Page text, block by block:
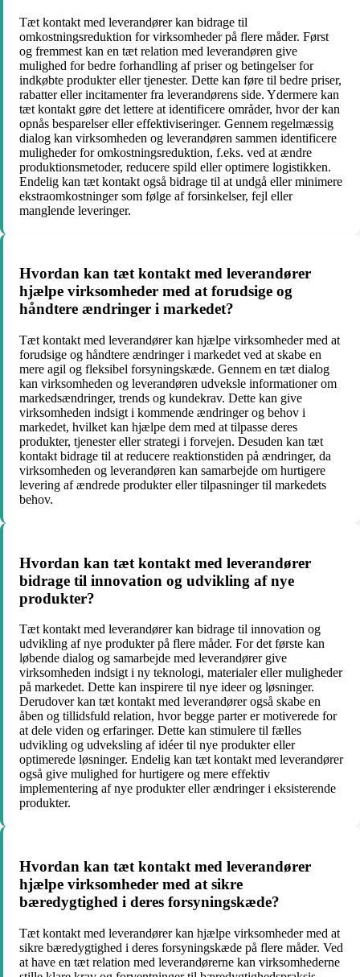
Tæt kontakt med leverandører kan bidrage til
omkostningsreduktion for virksomheder på flere måder. Først
og fremmest kan en tæt relation med leverandøren give
mulighed for bedre forhandling af priser og betingelser for
indkøbte produkter eller tjenester. Dette kan føre til bedre priser,
rabatter eller incitamenter fra leverandørens side. Ydermere kan
tæt kontakt gøre det lettere at identificere områder, hvor der kan
opnås besparelser eller effektiviseringer. Gennem regelmæssig
dialog kan virksomheden og leverandøren sammen identificere
muligheder for omkostningsreduktion, f.eks. ved at ændre
produktionsmetoder, reducere spild eller optimere logistikken.
Endelig kan tæt kontakt også bidrage til at undgå eller minimere
ekstraomkostninger som følge af forsinkelser, fejl eller
manglende leveringer.
Hvordan kan tæt kontakt med leverandører
hjælpe virksomheder med at forudsige og
håndtere ændringer i markedet?
Tæt kontakt med leverandører kan hjælpe virksomheder med at
forudsige og håndtere ændringer i markedet ved at skabe en
mere agil og fleksibel forsyningskæde. Gennem en tæt dialog
kan virksomheden og leverandøren udveksle informationer om
markedsændringer, trends og kundekrav. Dette kan give
virksomheden indsigt i kommende ændringer og behov i
markedet, hvilket kan hjælpe dem med at tilpasse deres
produkter, tjenester eller strategi i forvejen. Desuden kan tæt
kontakt bidrage til at reducere reaktionstiden på ændringer, da
virksomheden og leverandøren kan samarbejde om hurtigere
levering af ændrede produkter eller tilpasninger til markedets
behov.
Hvordan kan tæt kontakt med leverandører
bidrage til innovation og udvikling af nye
produkter?
Tæt kontakt med leverandører kan bidrage til innovation og
udvikling af nye produkter på flere måder. For det første kan
løbende dialog og samarbejde med leverandører give
virksomheden indsigt i ny teknologi, materialer eller muligheder
på markedet. Dette kan inspirere til nye ideer og løsninger.
Derudover kan tæt kontakt med leverandører også skabe en
åben og tillidsfuld relation, hvor begge parter er motiverede for
at dele viden og erfaringer. Dette kan stimulere til fælles
udvikling og udveksling af idéer til nye produkter eller
optimerede løsninger. Endelig kan tæt kontakt med leverandører
også give mulighed for hurtigere og mere effektiv
implementering af nye produkter eller ændringer i eksisterende
produkter.
Hvordan kan tæt kontakt med leverandører
hjælpe virksomheder med at sikre
bæredygtighed i deres forsyningskæde?
Tæt kontakt med leverandører kan hjælpe virksomheder med at
sikre bæredygtighed i deres forsyningskæde på flere måder. Ved
at have en tæt relation med leverandørerne kan virksomhederne